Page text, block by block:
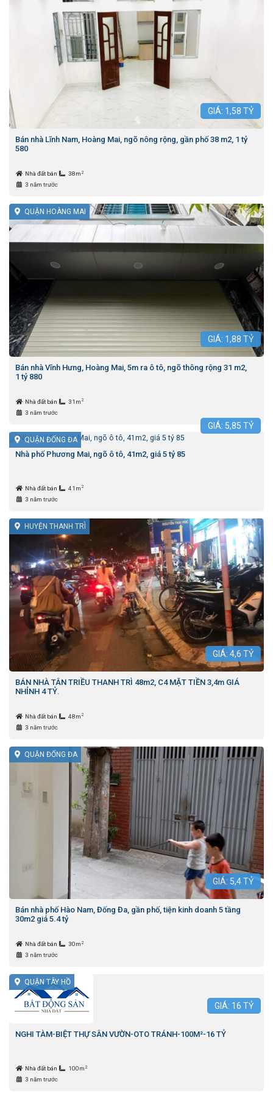
GIÁ: 1,58 TỶ
Bán nhà Lĩnh Nam, Hoàng Mai, ngõ nông rộng, gần phố 38 m2, 1 tỷ
580
Nhà đất bán 38m 2
3 năm trước
QUẬN HOÀNG MAI
GIÁ: 1,88 TỶ
Bán nhà Vĩnh Hưng, Hoàng Mai, 5m ra ô tô, ngõ thông rộng 31 m2,
1 tỷ 880
Nhà đất bán 31m 2
3 năm trước
QUẬN ĐỐNG ĐA
GIÁ: 5,85 TỶ
Nhà phố Phương Mai, ngõ ô tô, 41m2, giá 5 tỷ 85
Nhà đất bán 41m 2
3 năm trước
HUYỆN THANH TRÌ
GIÁ: 4,6 TỶ
BÁN NHÀ TÂN TRIỀU THANH TRÌ 48m2, C4 MẶT TIỀN 3,4m GIÁ
NHỈNH 4 TỶ.
Nhà đất bán 48m 2
3 năm trước
QUẬN ĐỐNG ĐA
GIÁ: 5,4TỶ
Bán nhà phố Hào Nam, Đống Đa, gần phố, tiện kinh doanh 5 tầng
30m2 giá 5.4 tỷ
Nhà đất bán 30m 2
3 năm trước
QUẬN TÂY HỒ
GIÁ: 16 TỶ
NGHI TÀM-BIỆT THỰ SÂN VƯỜN-OTO TRÁNH-100M²-16 TỶ
Nhà đất bán 100m 2
3 năm trước